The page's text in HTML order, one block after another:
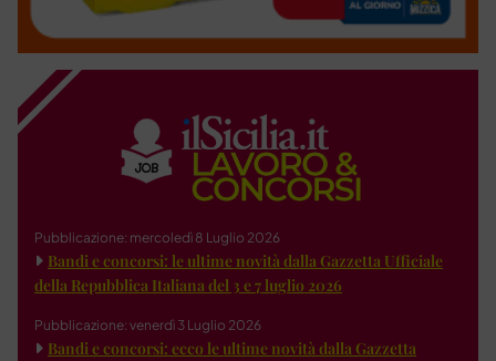
Pubblicazione: mercoledì 8 Luglio 2026
Bandi e concorsi: le ultime novità dalla Gazzetta Ufficiale
della Repubblica Italiana del 3 e 7 luglio 2026
Pubblicazione: venerdì 3 Luglio 2026
Bandi e concorsi: ecco le ultime novità dalla Gazzetta